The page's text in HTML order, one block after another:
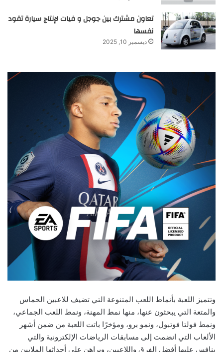
تعاون مشترك بين جوجل و فيات لإنتاج سيارة تقود
نفسها
ديسمبر 10, 2025
وتتميز اللعبة بأنماط اللعب المتنوعة التي تضيف للاعبين الحماس
والمتعة التي يبحثون عنها، منها نمط المهنة، ونمط اللعب الجماعي،
ونمط فولتا فوتبول، ونمو برو، ومؤخرًا باتت اللعبة من ضمن أشهر
الألعاب التي انضمت إلى مسابقات الرياضات الإلكترونية والتي
ينافس عليها أفضل الفرق واللاعبين، ويراهن على أحداثها الملايين من